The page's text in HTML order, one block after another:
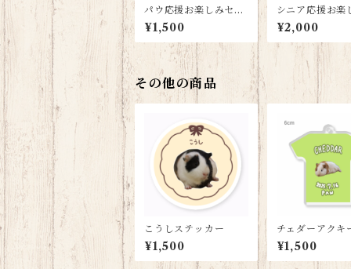
パウ応援お楽しみセッ
ト
¥1,500
シニア応援お楽
ット
¥2,000
その他の商品
こうしステッカー
¥1,500
チェダーアクキ
¥1,500